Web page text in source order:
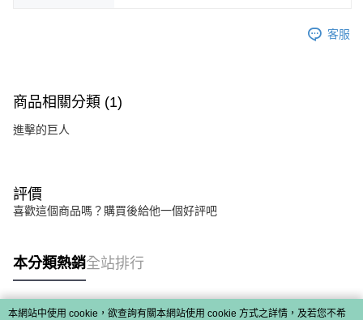
客服
商品相關分類 (1)
進擊的巨人
評價
喜歡這個商品嗎？購買後給他一個好評吧
本分類熱銷全站排行
本網站中使用 cookie，欲查詢有關本網站使用 cookie 方式之詳情，及若您不希